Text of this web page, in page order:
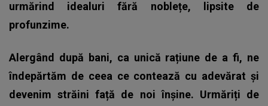
urmărind idealuri fără noblețe, lipsite de
profunzime.
Alergând după bani, ca unică rațiune de a fi, ne
îndepărtăm de ceea ce contează cu adevărat și
devenim străini față de noi înșine. Urmăriți de